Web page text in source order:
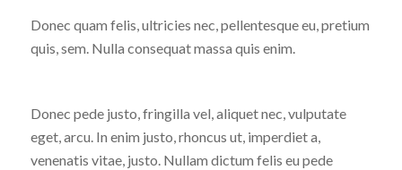
Donec quam felis, ultricies nec, pellentesque eu, pretium
quis, sem. Nulla consequat massa quis enim.
Donec pede justo, fringilla vel, aliquet nec, vulputate
eget, arcu. In enim justo, rhoncus ut, imperdiet a,
venenatis vitae, justo. Nullam dictum felis eu pede